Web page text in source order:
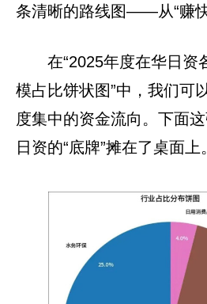
条清晰的路线图——从“赚快
在“2025年度在华日资
模占比饼状图”中，我们可
度集中的资金流向。下面
日资的“底牌”摊在了桌面上。